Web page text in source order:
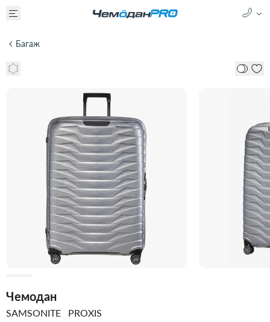
Багаж
88 900 ₽
Чемодан
SAMSONITE PROXIS